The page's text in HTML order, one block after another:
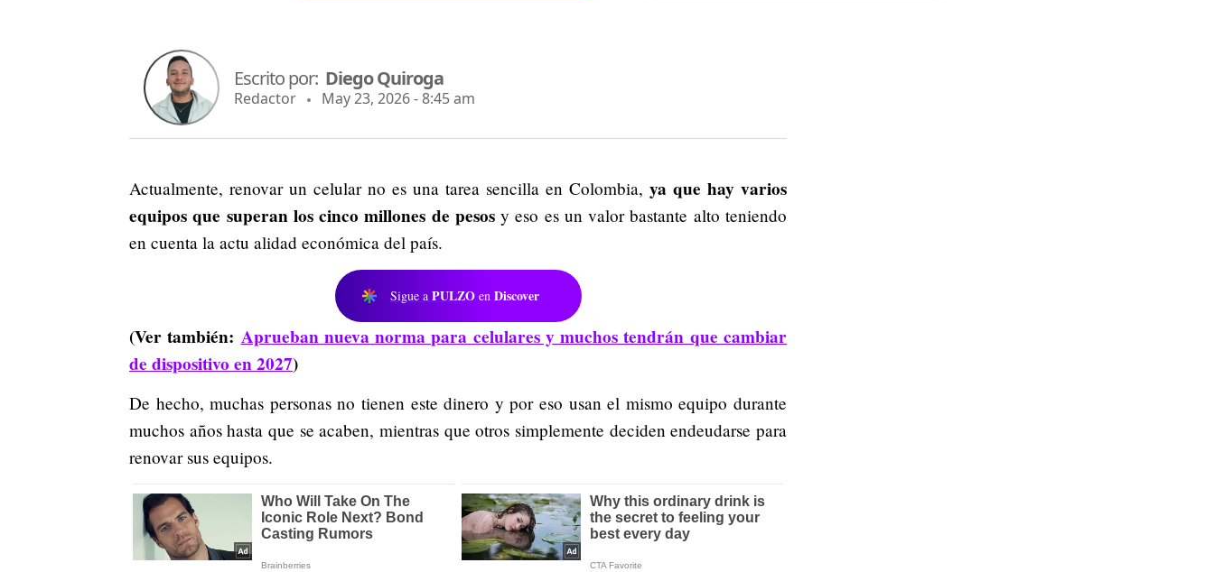
Escrito por: Diego Quiroga
Redactor May 23, 2026 - 8:45 am
Actualmente, renovar un celular no es una tarea sencilla en Colombia, ya que hay varios
equipos que superan los cinco millones de pesosy eso es un valor bastante alto teniendo
en cuenta la actu alidad económica del país.
Sigue a PULZO en Discover
(Ver también: Aprueban nueva norma para celulares y muchos tendrán que cambiar
de dispositivo en 2027)
De hecho, muchas personas no tienen este dinero y por eso usan el mismo equipo durante
muchos años hasta que se acaben, mientras que otros simplemente deciden endeudarse para
renovar sus equipos.